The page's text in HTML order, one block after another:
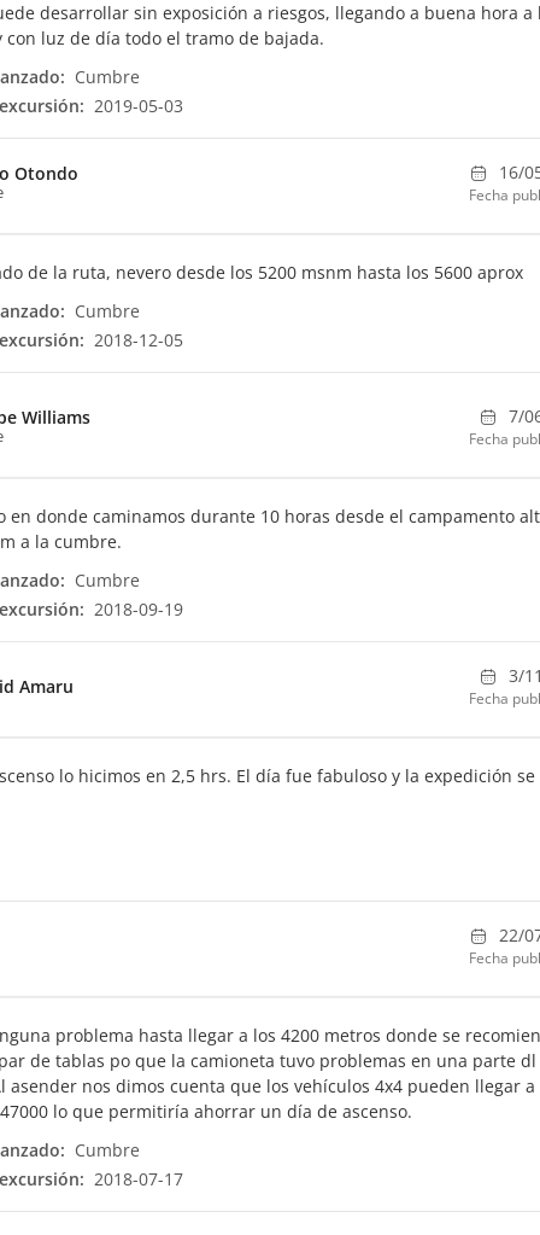
desarrollar sin exposición a riesgos, llegando a buena hora a
con luz de día todo el tramo de bajada.
Cumbre
2019-05-03
Otondo 16/
Fecha
de la ruta, nevero desde los 5200 msnm hasta los 5600 aprox
Cumbre
2018-12-05
Williams 7/
Fecha
en donde caminamos durante 10 horas desde el campamento
a la cumbre.
Cumbre
2018-09-19
Amaru 3/
Fecha
lo hicimos en 2,5 hrs. El día fue fabuloso y la expedición se
22/
Fecha
problema hasta llegar a los 4200 metros donde se
de tablas po que la camioneta tuvo problemas en una parte dl
asender nos dimos cuenta que los vehículos 4x4 pueden llegar
lo que permitiría ahorrar un día de ascenso.
Cumbre
2018-07-17